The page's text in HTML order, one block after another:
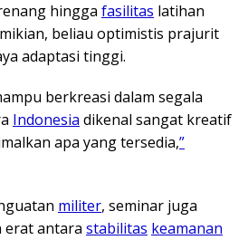
hingga fasilitas latihan
beliau optimistis prajurit
adaptasi tinggi.
berkreasi dalam segala
Indonesia dikenal sangat kreatif
apa yang tersedia,”
militer, seminar juga
erat antara stabilitas keamanan